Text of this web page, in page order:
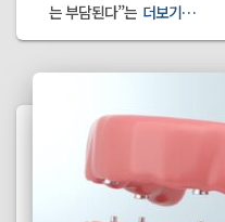
는 부담된다”는 더보기…